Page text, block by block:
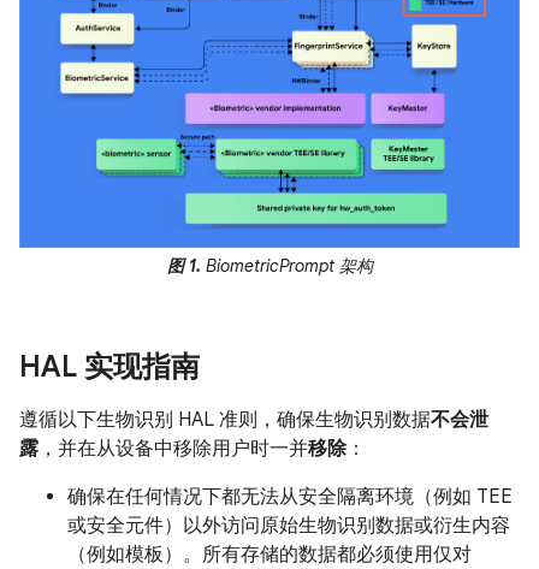
图 1. BiometricPrompt 架构
HAL 实现指南
遵循以下生物识别 HAL 准则，确保生物识别数据不会泄
露 ，并在从设备中移除用户时一并移除：
确保在任何情况下都无法从安全隔离环境（例如 TEE
或安全元件）以外访问原始生物识别数据或衍生内容
（例如模板）。所有存储的数据都必须使用仅对